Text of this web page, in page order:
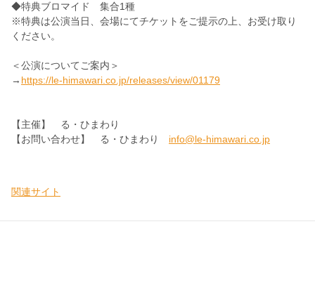
◆特典ブロマイド 集合1種
※特典は公演当日、会場にてチケットをご提示の上、お受け取り
ください。
＜公演についてご案内＞
→ https://le-himawari.co.jp/releases/view/01179
【主催】 る・ひまわり
【お問い合わせ】 る・ひまわり info@le-himawari.co.jp
関連サイト